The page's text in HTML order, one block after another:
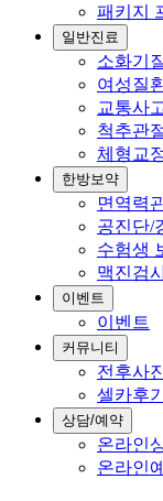
패키지
일반진료
소화기
여성질
교통사
척추관
체형교
한방보약
면역력
공진단/
수험생
맥진검
이벤트
이벤트
커뮤니티
전후사
셀카후기
상담/예약
온라인
온라인